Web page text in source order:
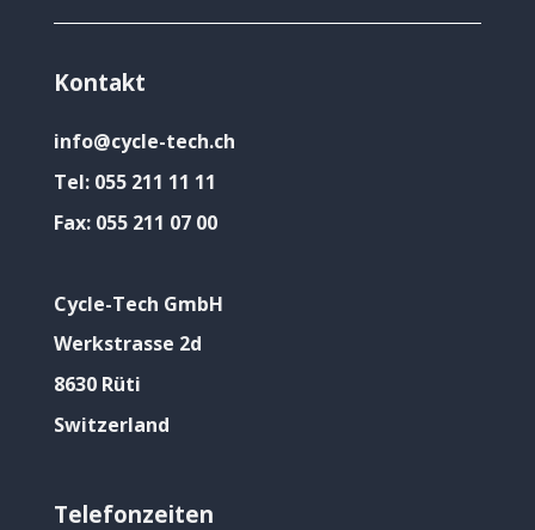
Kontakt
info@cycle-tech.ch
Tel: 055 211 11 11
Fax: 055 211 07 00
Cycle-Tech GmbH
Werkstrasse 2d
8630 Rüti
Switzerland
Telefonzeiten